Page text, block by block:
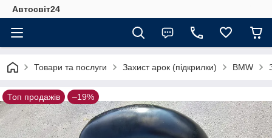
Автосвіт24
Товари та послуги Захист арок (підкрилки) BMW
Топ продажів –19%